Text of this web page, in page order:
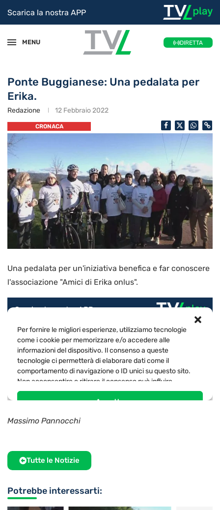
Scarica la nostra APP
MENU DIRETTA
Ponte Buggianese: Una pedalata per
Erika.
Redazione 12 Febbraio 2022
CRONACA
Una pedalata per un'iniziativa benefica e far conoscere
l'associazione "Amici di Erika onlus".
Massimo Pannocchi
Tutte le Notizie
Potrebbe interessarti: